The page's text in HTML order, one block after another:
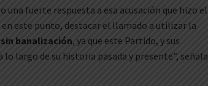
una fuerte respuesta a esa acusación que hizo el
este punto, destacar el llamado a utilizar la
banalización, ya que este Partido, y sus
largo de su historia pasada y presente”, señala